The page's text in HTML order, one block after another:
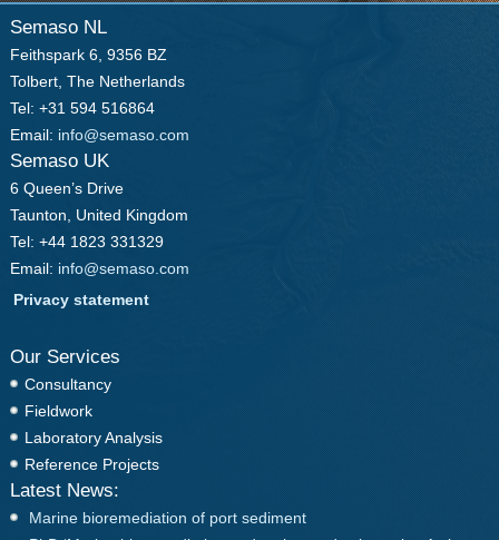
Semaso NL
Feithspark 6, 9356 BZ
Tolbert, The Netherlands
Tel: +31 594 516864
Email: info@semaso.com
Semaso UK
6 Queen’s Drive
Taunton, United Kingdom
Tel: +44 1823 331329
Email: info@semaso.com
Privacy statement
Our Services
Consultancy
Fieldwork
Laboratory Analysis
Reference Projects
Latest News:
Marine bioremediation of port sediment